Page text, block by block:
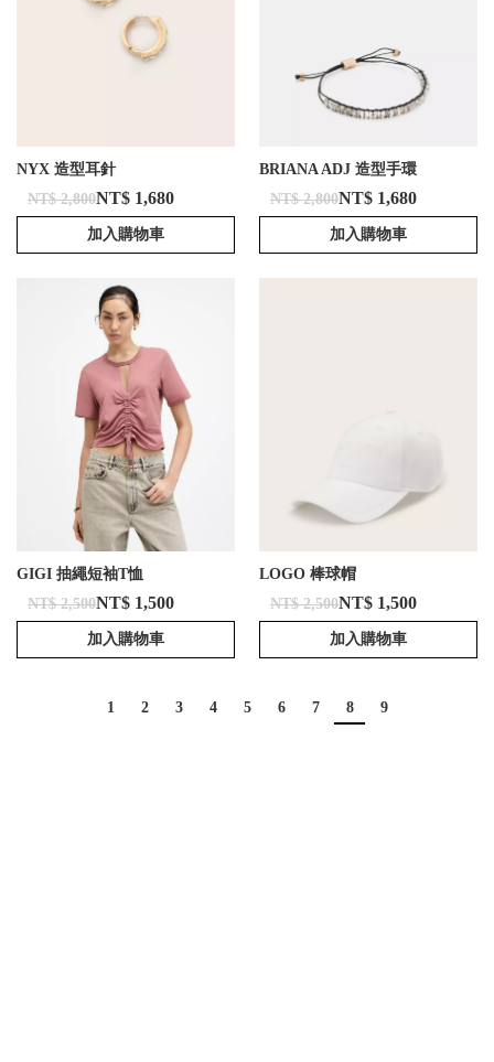
NYX 造型耳針
NT$ 2,800NT$ 1,680
加入購物車
BRIANA ADJ 造型手環
NT$ 2,800NT$ 1,680
加入購物車
GIGI 抽繩短袖T恤
NT$ 2,500NT$ 1,500
加入購物車
LOGO 棒球帽
NT$ 2,500NT$ 1,500
加入購物車
1 2 3 4 5 6 7 8 9